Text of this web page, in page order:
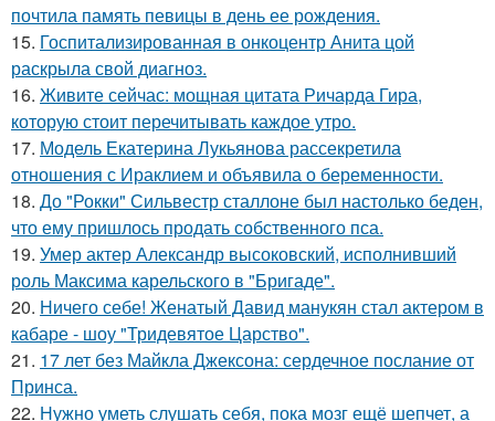
почтила память певицы в день ее рождения.
15. Госпитализированная в онкоцентр Анита цой
раскрыла свой диагноз.
16. Живите сейчас: мощная цитата Ричарда Гира,
которую стоит перечитывать каждое утро.
17. Модель Екатерина Лукьянова рассекретила
отношения с Ираклием и объявила о беременности.
18. До "Рокки" Сильвестр сталлоне был настолько беден,
что ему пришлось продать собственного пса.
19. Умер актер Александр высоковский, исполнивший
роль Максима карельского в "Бригаде".
20. Ничего себе! Женатый Давид манукян стал актером в
кабаре - шоу "Тридевятое Царство".
21. 17 лет без Майкла Джексона: сердечное послание от
Принса.
22. Нужно уметь слушать себя, пока мозг ещё шепчет, а